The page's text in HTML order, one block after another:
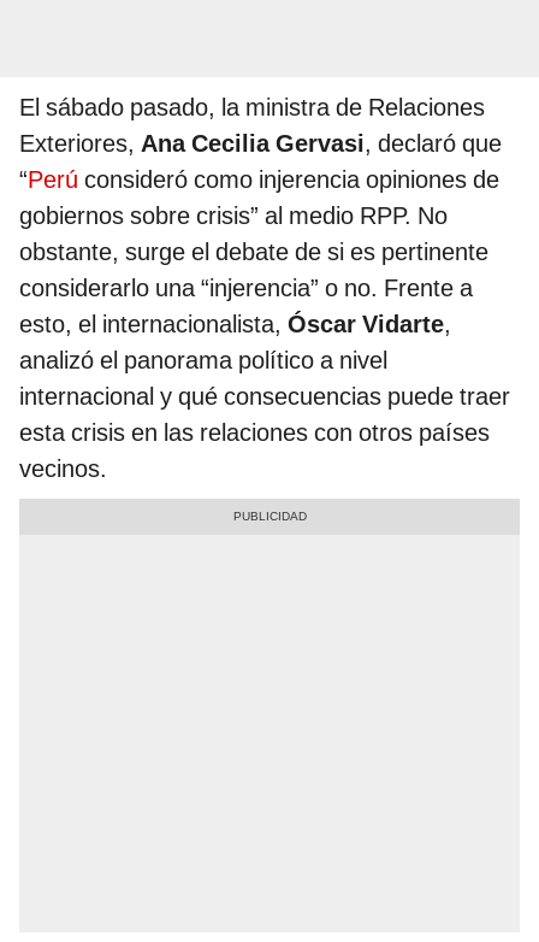
El sábado pasado, la ministra de Relaciones
Exteriores, Ana Cecilia Gervasi, declaró que
“Perú consideró como injerencia opiniones de
gobiernos sobre crisis” al medio RPP. No
obstante, surge el debate de si es pertinente
considerarlo una “injerencia” o no. Frente a
esto, el internacionalista, Óscar Vidarte,
analizó el panorama político a nivel
internacional y qué consecuencias puede traer
esta crisis en las relaciones con otros países
vecinos.